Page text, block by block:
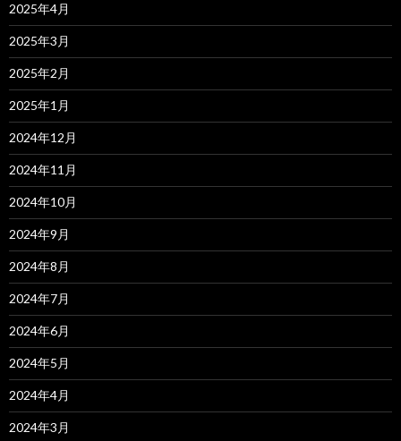
2025年4月
2025年3月
2025年2月
2025年1月
2024年12月
2024年11月
2024年10月
2024年9月
2024年8月
2024年7月
2024年6月
2024年5月
2024年4月
2024年3月